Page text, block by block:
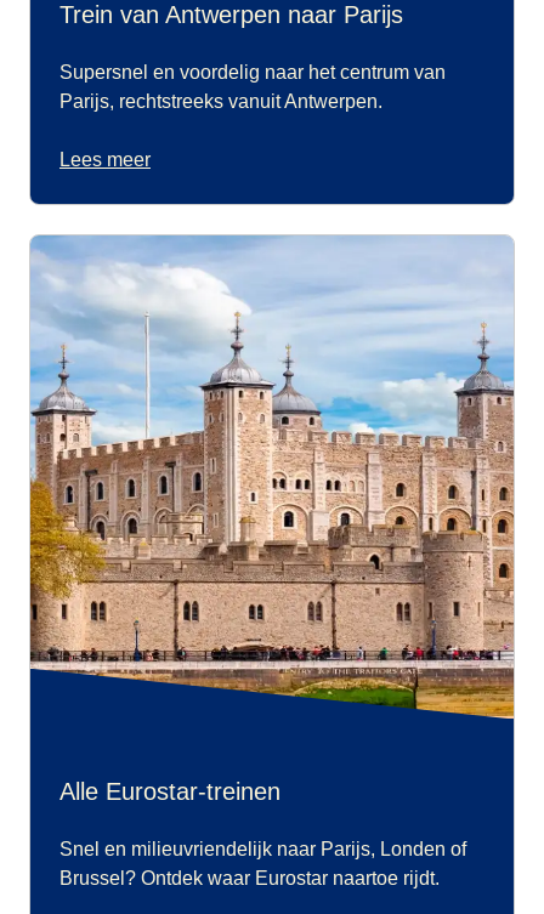
Trein van Antwerpen naar Parijs
Supersnel en voordelig naar het centrum van
Parijs, rechtstreeks vanuit Antwerpen.
Lees meer
Alle Eurostar-treinen
Snel en milieuvriendelijk naar Parijs, Londen of
Brussel? Ontdek waar Eurostar naartoe rijdt.